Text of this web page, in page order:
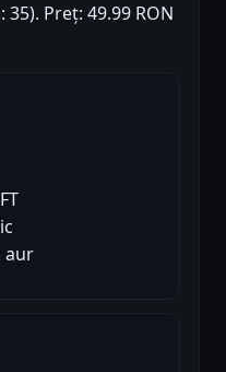
Preț: 49.99 RON
aur